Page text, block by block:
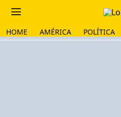
HOME AMÉRICA POLÍTICA